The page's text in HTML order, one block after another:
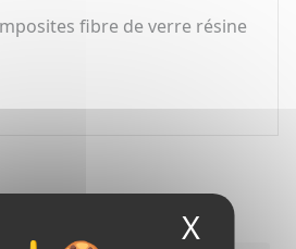
X
fibre de verre résine
mis en avant